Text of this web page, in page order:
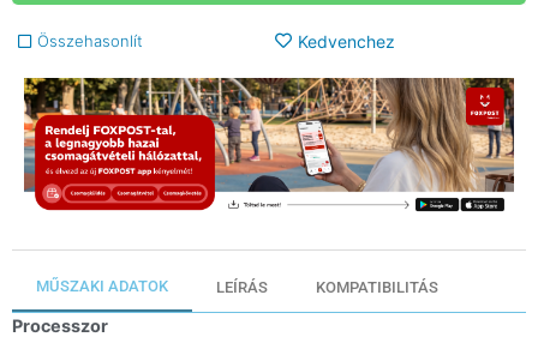
Összehasonlít Kedvenchez
MŰSZAKI ADATOK LEÍRÁS KOMPATIBILITÁS
Processzor